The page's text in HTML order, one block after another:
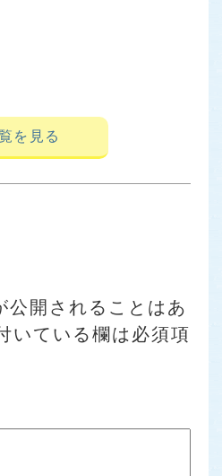
を見る
公開されることはあ
いている欄は必須項